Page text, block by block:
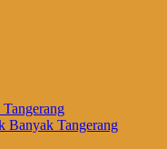
Banyak Tangerang